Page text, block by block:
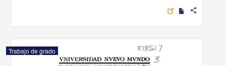
share
Trabajo de grado